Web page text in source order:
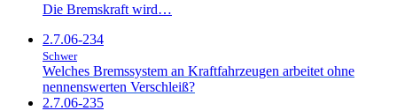
Die Bremskraft wird…
2.7.06-234
Schwer
Welches Bremssystem an Kraftfahrzeugen arbeitet ohne
nennenswerten Verschleiß?
2.7.06-235